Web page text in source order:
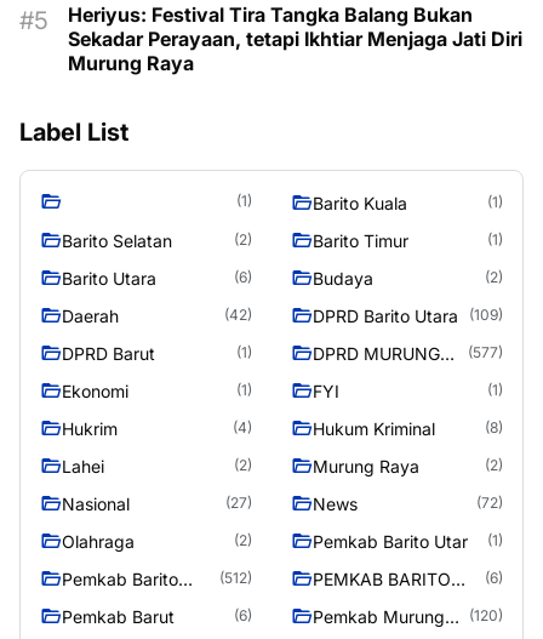
Heriyus: Festival Tira Tangka Balang Bukan
Sekadar Perayaan, tetapi Ikhtiar Menjaga Jati Diri
Murung Raya
Label List
(1) Barito Kuala (1)
Barito Selatan (2) Barito Timur (1)
Barito Utara (6) Budaya (2)
Daerah (42) DPRD Barito Utara (109)
DPRD Barut (1)
DPRD MURUNG
(577)
Ekonomi (1) FYI (1)
Hukrim (4) Hukum Kriminal (8)
Lahei (2) Murung Raya (2)
Nasional (27) News (72)
Olahraga (2) Pemkab Barito Utar (1)
Pemkab Barito
(512)
PEMKAB BARITO
(6)
Pemkab Barut (6)
Pemkab Murung
(120)